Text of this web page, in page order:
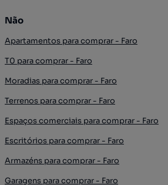
Não
Apartamentos para comprar - Faro
T0 para comprar - Faro
Moradias para comprar - Faro
Terrenos para comprar - Faro
Espaços comerciais para comprar - Faro
Escritórios para comprar - Faro
Armazéns para comprar - Faro
Garagens para comprar - Faro